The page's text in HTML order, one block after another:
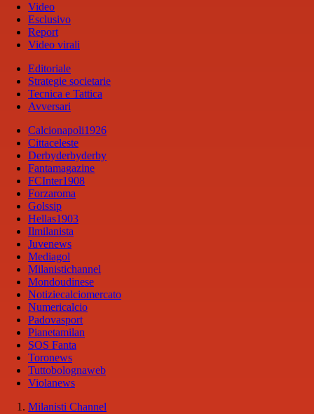
Video
Esclusivo
Report
Video virali
Editoriale
Strategie societarie
Tecnica e Tattica
Avversari
Calcionapoli1926
Cittaceleste
Derbyderbyderby
Fantamagazine
FCInter1908
Forzaroma
Golssip
Hellas1903
Ilmilanista
Juvenews
Mediagol
Milanistichannel
Mondoudinese
Notiziecalciomercato
Numericalcio
Padovasport
Pianetamilan
SOS Fanta
Toronews
Tuttobolognaweb
Violanews
Milanisti Channel